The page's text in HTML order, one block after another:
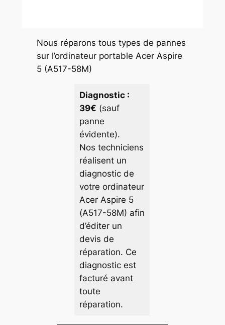
Nous réparons tous types de pannes
sur l’ordinateur portable Acer Aspire
5 (A517-58M)
Diagnostic :
39€ (sauf
panne
évidente).
Nos techniciens
réalisent un
diagnostic de
votre ordinateur
Acer Aspire 5
(A517-58M) afin
d’éditer un
devis de
réparation. Ce
diagnostic est
facturé avant
toute
réparation.